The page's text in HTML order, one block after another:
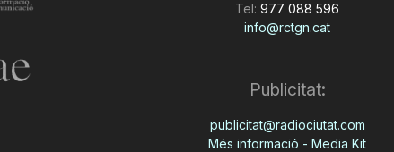
Tel: 977 088 596
info@rctgn.cat
Publicitat:
publicitat@radiociutat.com
Més informació - Media Kit